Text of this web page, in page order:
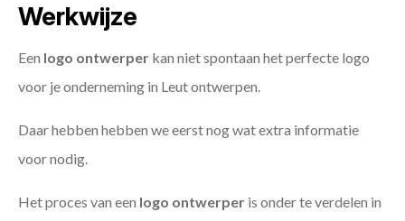
Werkwijze
Een logo ontwerper kan niet spontaan het perfecte logo
voor je onderneming in Leut ontwerpen.
Daar hebben hebben we eerst nog wat extra informatie
voor nodig.
Het proces van een logo ontwerper is onder te verdelen in